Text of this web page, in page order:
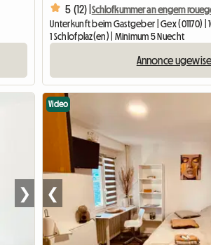
5 (12) | Schlofkummer an engem
Unterkunft beim Gastgeber | Gex (01170) |
1 Schlofplaz(en) | Minimum 5 Nuecht
Annonce
❯
Video
❮